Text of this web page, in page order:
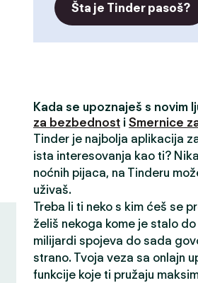
Šta je Tinder pasoš?
Kada se upoznaješ s novim
za bezbednost i Smernice
Tinder je najbolja aplikacija
ista interesovanja kao ti?
noćnih pijaca, na Tinderu
uživaš.
Treba li ti neko s kim ćeš se
želiš nekoga kome je stalo
milijardi spojeva do sada
strano. Tvoja veza sa onlajn
funkcije koje ti pružaju